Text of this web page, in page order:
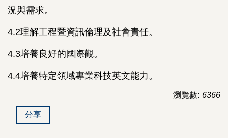
況與需求。
4.2理解工程暨資訊倫理及社會責任。
4.3培養良好的國際觀。
4.4培養特定領域專業科技英文能力。
瀏覽數: 6366
分享